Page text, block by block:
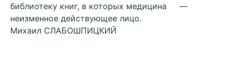
библиотеку книг, в которых медицина —
неизменное действующее лицо.
Михаил СЛАБОШПИЦКИЙ